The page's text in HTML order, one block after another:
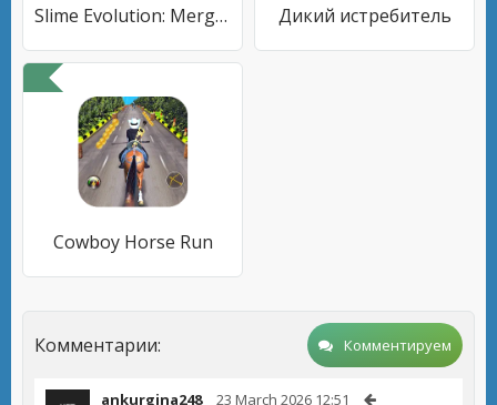
Slime Evolution: Merge ASMR Дикий истребитель
Cowboy Horse Run
Комментарии: Комментируем
ankurgina248 23 March 2026 12:51